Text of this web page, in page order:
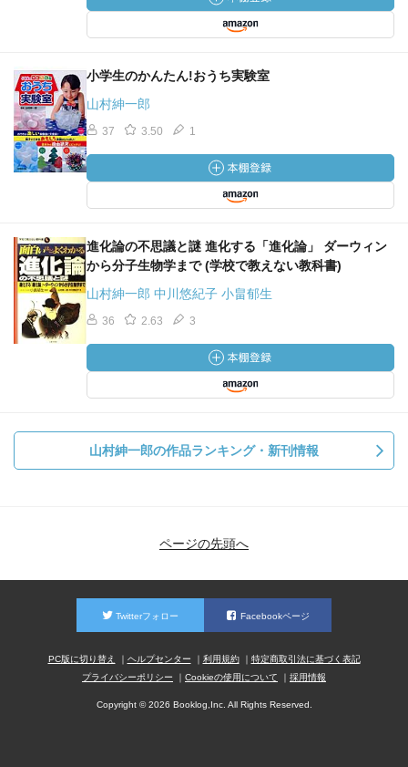
小学生のかんたん!おうち実験室
山村紳一郎
37 3.50 1
進化論の不思議と謎 進化する「進化論」 ダーウィン
から分子生物学まで (学校で教えない教科書)
山村紳一郎 中川悠紀子 小畠郁生
36 2.63 3
山村紳一郎の作品ランキング・新刊情報
ページの先頭へ
Twitterフォロー Facebookページ
PC版に切り替え ヘルプセンター 利用規約
特定商取引法に基づく表記
プライバシーポリシー
Cookieの使用について 採用情報
Copyright © 2026 Booklog,Inc. All Rights Reserved.